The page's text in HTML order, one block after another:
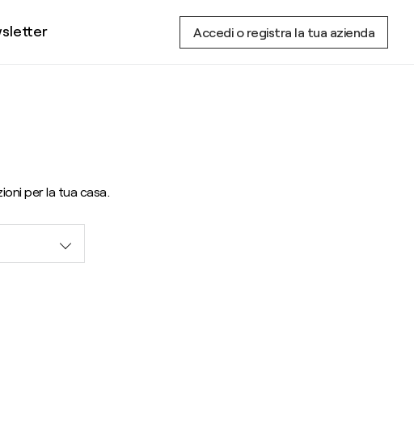
Accedi o registra la tua azienda
per la tua casa.